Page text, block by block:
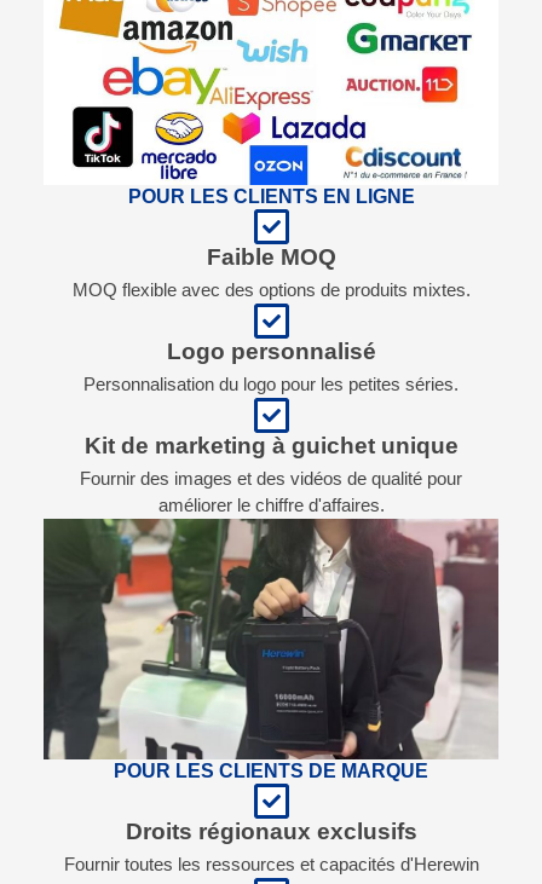
POUR LES CLIENTS EN LIGNE
Faible MOQ
MOQ flexible avec des options de produits mixtes.
Logo personnalisé
Personnalisation du logo pour les petites séries.
Kit de marketing à guichet unique
Fournir des images et des vidéos de qualité pour
améliorer le chiffre d'affaires.
POUR LES CLIENTS DE MARQUE
Droits régionaux exclusifs
Fournir toutes les ressources et capacités d'Herewin